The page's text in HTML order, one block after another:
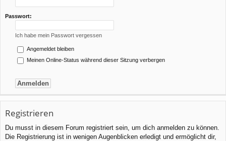
Passwort:
Ich habe mein Passwort vergessen
Angemeldet bleiben
Meinen Online-Status während dieser Sitzung verbergen
Registrieren
Du musst in diesem Forum registriert sein, um dich anmelden zu können.
Die Registrierung ist in wenigen Augenblicken erledigt und ermöglicht dir,